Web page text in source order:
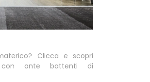
Clicca e scopri
con ante battenti di